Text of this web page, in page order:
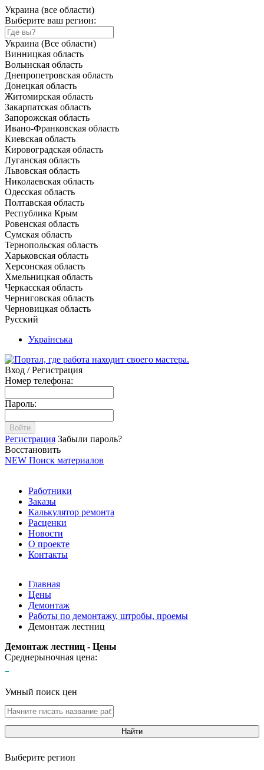
Украина (все области)
Выберите ваш регион:
Украина (Все области)
Винницкая область
Волынская область
Днепропетровская область
Донецкая область
Житомирская область
Закарпатская область
Запорожская область
Ивано-Франковская область
Киевская область
Кировоградская область
Луганская область
Львовская область
Николаевская область
Одесская область
Полтавская область
Республика Крым
Ровенская область
Сумская область
Тернопольская область
Харьковская область
Херсонская область
Хмельницкая область
Черкасская область
Черниговская область
Черновицкая область
Русский
Українська
Вход / Регистрация
Номер телефона:
Пароль:
Войти
Регистрация Забыли пароль?
Восстановить
NEW Поиск материалов
Работники
Заказы
Калькулятор ремонта
Расценки
Новости
О проекте
Контакты
Главная
Цены
Демонтаж
Работы по демонтажу, штробы, проемы
Демонтаж лестниц
Демонтаж лестниц - Цены
Среднерыночная цена:
-
Умный поиск цен
Найти
Выберите регион